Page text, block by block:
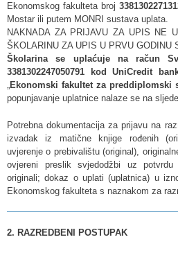
Ekonomskog fakulteta broj
Mostar ili putem MONRI sustava uplata.
NAKNADA ZA PRIJAVU ZA UPIS NE
ŠKOLARINU ZA UPIS U PRVU GODINU
Školarinase uplaćuje na račun
3381302247050791 kod UniCredit
„Ekonomski fakultet za preddiplomski
popunjavanje uplatnice nalaze se na
Potrebna dokumentacija za prijavu na
izvadak iz matične knjige rođenih
uvjerenje o prebivalištu (original),
ovjereni preslik svjedodžbi uz
originali; dokaz o uplati (uplatnica) u
Ekonomskog fakulteta s naznakom za
2. RAZREDBENI POSTUPAK